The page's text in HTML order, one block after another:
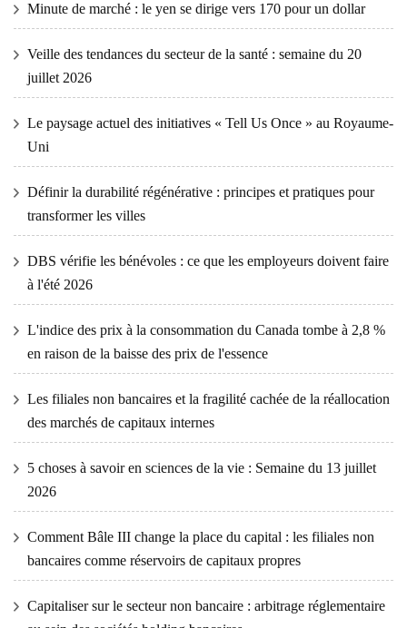
Minute de marché : le yen se dirige vers 170 pour un dollar
Veille des tendances du secteur de la santé : semaine du 20
juillet 2026
Le paysage actuel des initiatives « Tell Us Once » au Royaume-
Uni
Définir la durabilité régénérative : principes et pratiques pour
transformer les villes
DBS vérifie les bénévoles : ce que les employeurs doivent faire
à l'été 2026
L'indice des prix à la consommation du Canada tombe à 2,8 %
en raison de la baisse des prix de l'essence
Les filiales non bancaires et la fragilité cachée de la réallocation
des marchés de capitaux internes
5 choses à savoir en sciences de la vie : Semaine du 13 juillet
2026
Comment Bâle III change la place du capital : les filiales non
bancaires comme réservoirs de capitaux propres
Capitaliser sur le secteur non bancaire : arbitrage réglementaire